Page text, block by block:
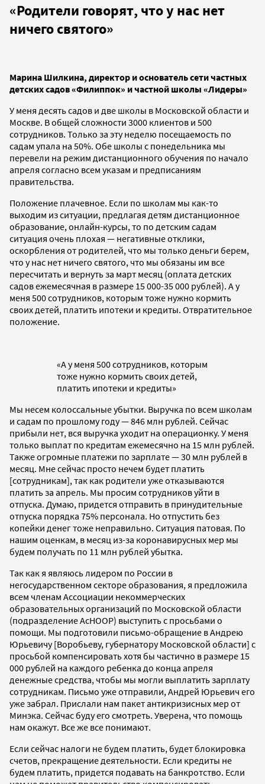
«Родители говорят, что у нас нет
ничего святого»
Марина Шилкина, директор и основатель сети частных
детских садов «Филиппок» и частной школы «Лидеры»
У меня десять садов и две школы в Московской области и
Москве. В общей сложности 3000 клиентов и 500
сотрудников. Только за эту неделю посещаемость по
садам упала на 50%. Обе школы с понедельника мы
перевели на режим дистанционного обучения по начало
апреля согласно всем указам и предписаниям
правительства.
Положение плачевное. Если по школам мы как-то
выходим из ситуации, предлагая детям дистанционное
образование, онлайн-курсы, то по детским садам
ситуация очень плохая — негативные отклики,
оскорбления от родителей, что мы только деньги берем,
что у нас нет ничего святого, что мы обязаны им все
пересчитать и вернуть за март месяц (оплата детских
садов ежемесячная в размере 15 000-35 000 рублей). А у
меня 500 сотрудников, которым тоже нужно кормить
своих детей, платить ипотеки и кредиты. Отвратительное
положение.
«А у меня 500 сотрудников, которым
тоже нужно кормить своих детей,
платить ипотеки и кредиты»
Мы несем колоссальные убытки. Выручка по всем школам
и садам по прошлому году—846 млн рублей. Сейчас
прибыли нет, вся выручка уходит на операционку. У меня
только выплат по кредитам ежемесячно на 15 млн рублей.
Также огромные платежи по зарплате—30 млн рублей в
месяц. Мне сейчас просто нечем будет платить
[сотрудникам], так как родители уже отказываются
платить за апрель. Мы просим сотрудников уйти в
отпуска. Думаю, придется отправить в принудительные
отпуска порядка 75% персонала. Но отпустить без
копейки денег тоже неправильно. Ситуация патовая. По
нашим оценкам, в месяц из-за коронавирусных мер мы
будем получать по 11 млн рублей убытка.
Так как я являюсь лидером по России в
негосударственном секторе образования, я предложила
всем членам Ассоциации некоммерческих
образовательных организаций по Московской области
(подразделение АсНООР) выступить с просьбами о
помощи. Мы подготовили письмо-обращение в Андрею
Юрьевичу [Воробьеву, губернатору Московской области] с
просьбой компенсировать хотя бы частично в размере 15
000 рублей на каждого ребенка до конца апреля
денежные средства, чтобы мы могли выплатить зарплату
сотрудникам. Письмо уже отправили, Андрей Юрьевич его
уже забрал. Прислали нам пакет антикризисных мер от
Минэка. Сейчас буду его смотреть. Уверена, что помощь
нам окажут. Все же все понимают.
Если сейчас налоги не будем платить, будет блокировка
счетов, прекращение деятельности. Если кредиты не
будем платить, придется подавать на банкротство. Если